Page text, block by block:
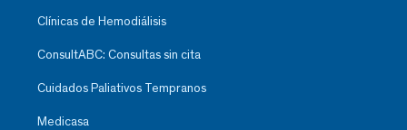
Clínicas de Hemodiálisis
ConsultABC: Consultas sin cita
Cuidados Paliativos Tempranos
Medicasa